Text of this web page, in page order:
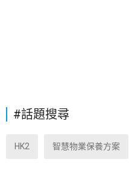
#話題搜尋
HK2 智慧物業保養方案